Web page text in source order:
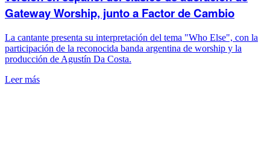
Gateway Worship, junto a Factor de Cambio
La cantante presenta su interpretación del tema "Who Else", con la
participación de la reconocida banda argentina de worship y la
producción de Agustín Da Costa.
Leer más